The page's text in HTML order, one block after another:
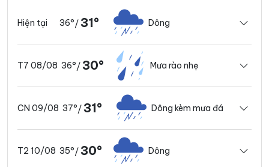
Hiện tại 36°/ 31° Dông
T7 08/08 36°/ 30° Mưa rào nhẹ
CN 09/08 37°/ 31° Dông kèm mưa đá
T2 10/08 35°/ 30° Dông